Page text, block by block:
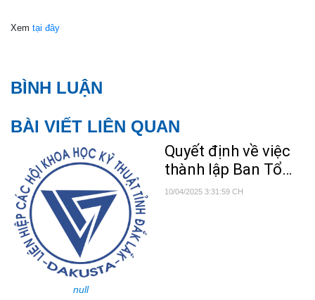
Xem tại đây
BÌNH LUẬN
BÀI VIẾT LIÊN QUAN
null
Quyết định về việc
thành lập Ban Tổ
chức Cuộc thi Sáng
10/04/2025 3:31:59 CH